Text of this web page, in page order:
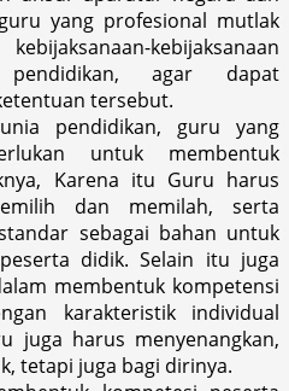
yang profesional mutlak
kebijaksanaan
agar dapat
tersebut.
pendidikan, guru yang
untuk membentuk
Karena itu Guru harus
dan memilah, serta
sebagai bahan untuk
didik. Selain itu juga
membentuk kompetensi
karakteristik individual
juga harus menyenangkan,
tetapi juga bagi dirinya.